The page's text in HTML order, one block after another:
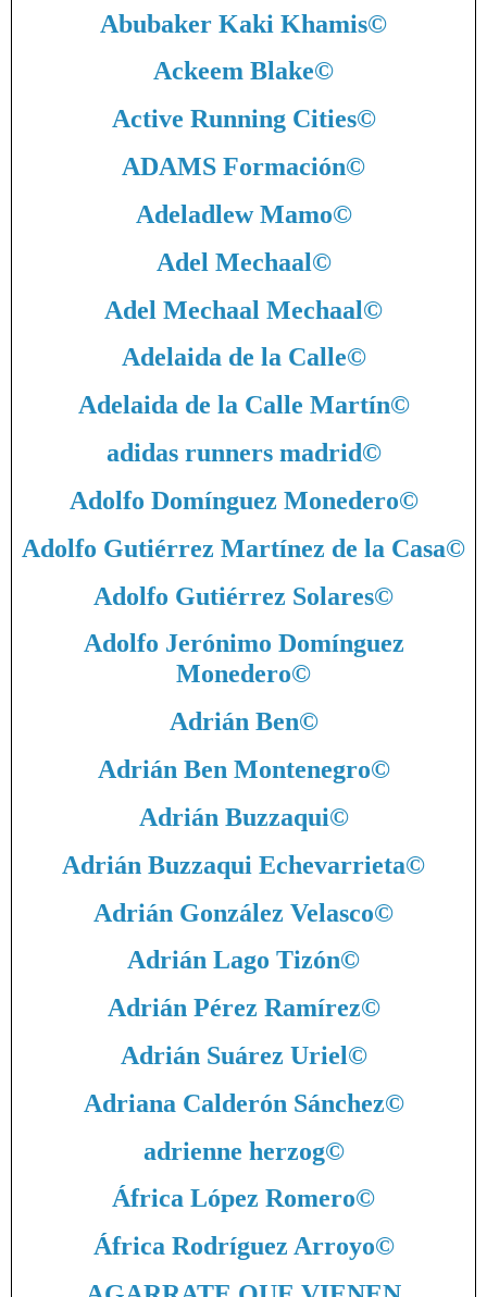
Abubaker Kaki Khamis©
Ackeem Blake©
Active Running Cities©
ADAMS Formación©
Adeladlew Mamo©
Adel Mechaal©
Adel Mechaal Mechaal©
Adelaida de la Calle©
Adelaida de la Calle Martín©
adidas runners madrid©
Adolfo Domínguez Monedero©
Adolfo Gutiérrez Martínez de la Casa©
Adolfo Gutiérrez Solares©
Adolfo Jerónimo Domínguez
Monedero©
Adrián Ben©
Adrián Ben Montenegro©
Adrián Buzzaqui©
Adrián Buzzaqui Echevarrieta©
Adrián González Velasco©
Adrián Lago Tizón©
Adrián Pérez Ramírez©
Adrián Suárez Uriel©
Adriana Calderón Sánchez©
adrienne herzog©
África López Romero©
África Rodríguez Arroyo©